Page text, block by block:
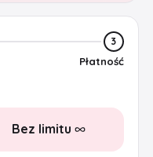
3
Płatność
Bez limitu